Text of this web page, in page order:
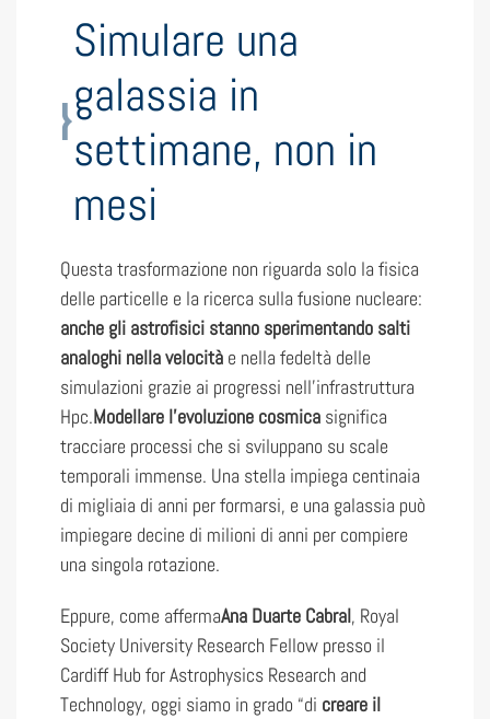
Simulare una
galassia in
settimane, non in
mesi
Questa trasformazione non riguarda solo la fisica
delle particelle e la ricerca sulla fusione nucleare:
anche gli astrofisici stanno sperimentando salti
analoghi nella velocità e nella fedeltà delle
simulazioni grazie ai progressi nell’infrastruttura
Hpc.Modellare l’evoluzione cosmica significa
tracciare processi che si sviluppano su scale
temporali immense. Una stella impiega centinaia
di migliaia di anni per formarsi, e una galassia può
impiegare decine di milioni di anni per compiere
una singola rotazione.
Eppure, come affermaAna Duarte Cabral, Royal
Society University Research Fellow presso il
Cardiff Hub for Astrophysics Research and
Technology, oggi siamo in grado “di creare il